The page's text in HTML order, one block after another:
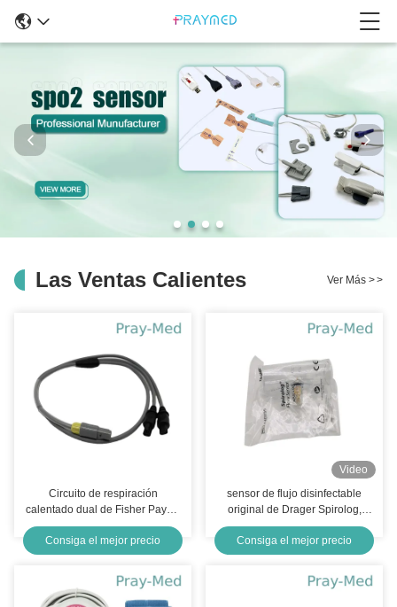
Las Ventas Calientes Ver Más >>
Circuito de respiración
calentado dual de Fisher Paykel
Temperature Probe For RT
Resies
Consiga el mejor precio
Video
sensor de flujo disinfectable
original de Drager Spirolog,
5pcs/box 8403735
Consiga el mejor precio